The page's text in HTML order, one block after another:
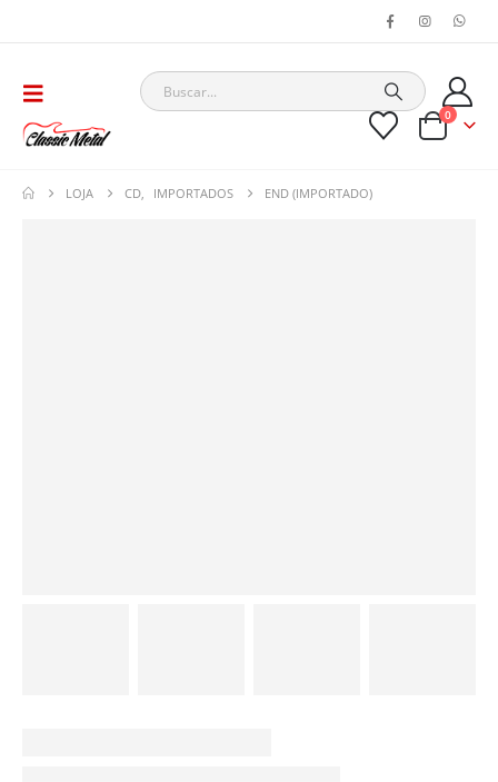
0
LOJA CD IMPORTADOS END (IMPORTADO)